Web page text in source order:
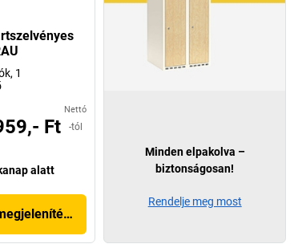
1
Nettó
Ft -tól
alatt
Minden elpakolva –
biztonságosan!
Rendelje meg most